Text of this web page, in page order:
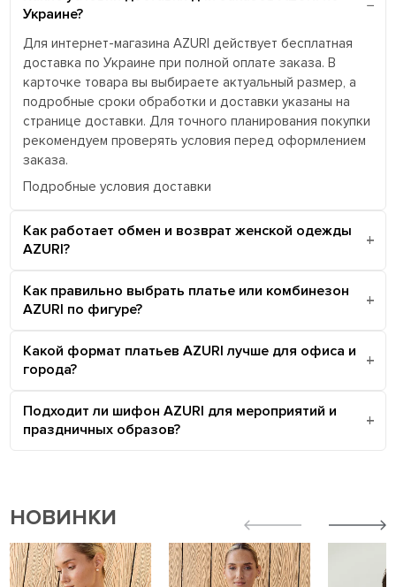
Украине?
Для интернет-магазина AZURI действует бесплатная
доставка по Украине при полной оплате заказа. В
карточке товара вы выбираете актуальный размер, а
подробные сроки обработки и доставки указаны на
странице доставки. Для точного планирования покупки
рекомендуем проверять условия перед оформлением
заказа.
Подробные условия доставки
Как работает обмен и возврат женской одежды
AZURI?
Как правильно выбрать платье или комбинезон
AZURI по фигуре?
Какой формат платьев AZURI лучше для офиса и
города?
Подходит ли шифон AZURI для мероприятий и
праздничных образов?
НОВИНКИ